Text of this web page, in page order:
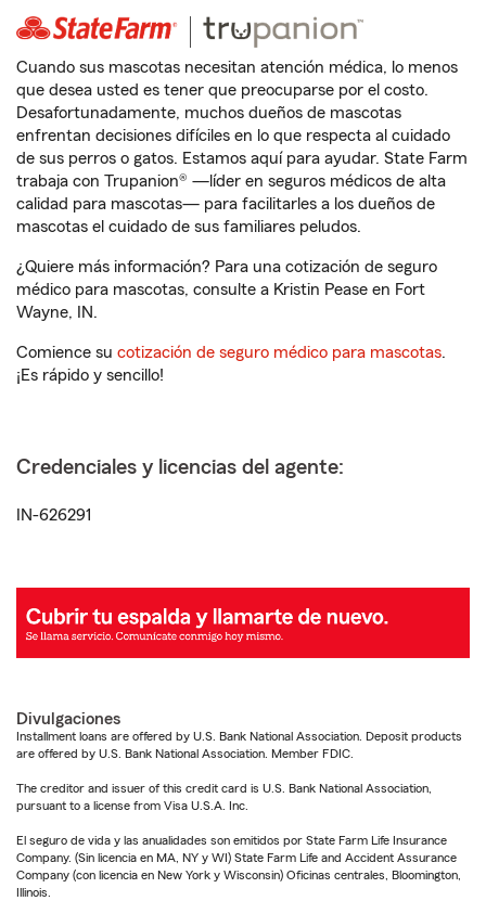
Cuando sus mascotas necesitan atención médica, lo menos
que desea usted es tener que preocuparse por el costo.
Desafortunadamente, muchos dueños de mascotas
enfrentan decisiones difíciles en lo que respecta al cuidado
de sus perros o gatos. Estamos aquí para ayudar. State Farm
trabaja con Trupanion® —líder en seguros médicos de alta
calidad para mascotas— para facilitarles a los dueños de
mascotas el cuidado de sus familiares peludos.
¿Quiere más información? Para una cotización de seguro
médico para mascotas, consulte a Kristin Pease en Fort
Wayne, IN.
Comience su cotización de seguro médico para mascotas.
¡Es rápido y sencillo!
Credenciales y licencias del agente:
IN-626291
Divulgaciones
Installment loans are offered by U.S. Bank National Association. Deposit products
are offered by U.S. Bank National Association. Member FDIC.
The creditor and issuer of this credit card is U.S. Bank National Association,
pursuant to a license from Visa U.S.A. Inc.
El seguro de vida y las anualidades son emitidos por State Farm Life Insurance
Company. (Sin licencia en MA, NY y WI) State Farm Life and Accident Assurance
Company (con licencia en New York y Wisconsin) Oficinas centrales, Bloomington,
Illinois.